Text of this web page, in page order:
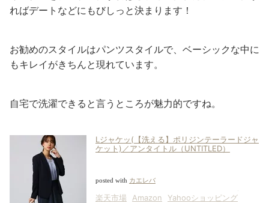
ればデートなどにもびしっと決まります！
お勧めのスタイルはパンツスタイルで、ベーシックな中に
もキレイがきちんと現れています。
自宅で洗濯できると言うところが魅力的ですね。
Lジャケッ(【洗える】ポリジンテーラードジャ
ケット)／アンタイトル（UNTITLED）
posted with カエレバ
楽天市場 Amazon Yahooショッピング